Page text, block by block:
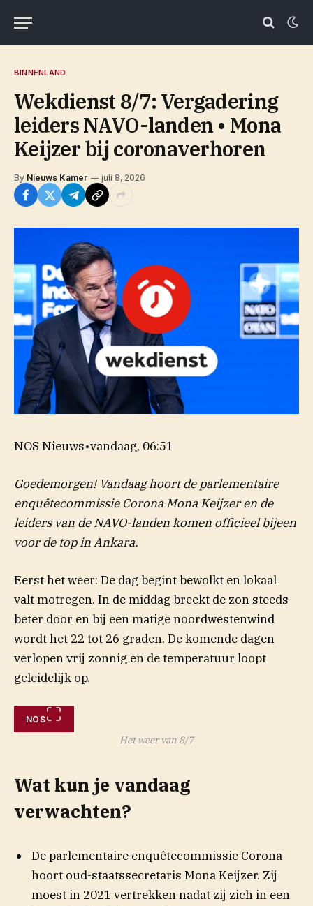
BINNENLAND
Wekdienst 8/7: Vergadering
leiders NAVO-landen • Mona
Keijzer bij coronaverhoren
By Nieuws Kamer juli 8, 2026
NOS Nieuws•vandaag, 06:51
Goedemorgen! Vandaag hoort de parlementaire
enquêtecommissie Corona Mona Keijzer en de
leiders van de NAVO-landen komen officieel bijeen
voor de top in Ankara.
Eerst het weer: De dag begint bewolkt en lokaal
valt motregen. In de middag breekt de zon steeds
beter door en bij een matige noordwestenwind
wordt het 22 tot 26 graden. De komende dagen
verlopen vrij zonnig en de temperatuur loopt
geleidelijk op.
NOS
Het weer van 8/7
Wat kun je vandaag
verwachten?
De parlementaire enquêtecommissie Corona
hoort oud-staatssecretaris Mona Keijzer. Zij
moest in 2021 vertrekken nadat zij zich in een